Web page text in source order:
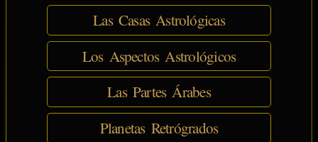
Las Casas Astrológicas
Los Aspectos Astrológicos
Las Partes Árabes
Planetas Retrógrados